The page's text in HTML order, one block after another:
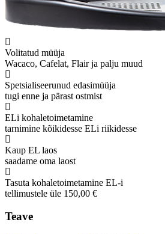
Volitatud müüja
Wacaco, Cafelat, Flair ja palju muud
Spetsialiseerunud edasimüüja
tugi enne ja pärast ostmist
ELi kohaletoimetamine
tarnimine kõikidesse ELi riikidesse
Kaup EL laos
saadame oma laost
Tasuta kohaletoimetamine EL-i
tellimustele üle 150,00 €
Teave